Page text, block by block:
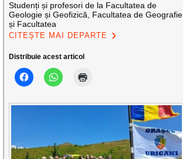
Studenți și profesori de la Facultatea de
Geologie și Geofizică, Facultatea de Geografie
și Facultatea
CITEȘTE MAI DEPARTE
Distribuie acest articol